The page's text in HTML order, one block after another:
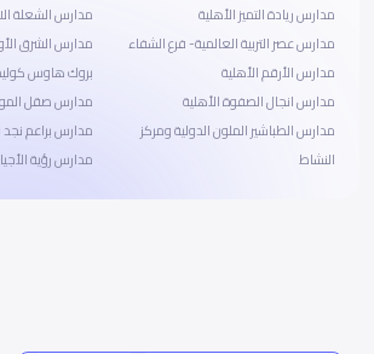
مدارس ريادة التميز الأهلية
مدارس عصر التربية العالمية- فرع الشفاء
مدارس الأرقم الأهلية
مدارس انجال الصفوة الأهلية
مدارس الطباشير الملون الدولية ومركز
النشاط
مدارس الشعلة
مدارس الشرق
بروك هاوس
مدارس صقل
مدارس براعم نجد
مدارس رؤية